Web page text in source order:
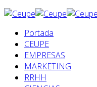
Portada
CEUPE
EMPRESAS
MARKETING
RRHH